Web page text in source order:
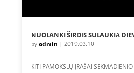
NUOLANKI ŠIRDIS SULAUKIA
byadmin | 2019.03.10
KITI PAMOKSLŲ ĮRAŠAI